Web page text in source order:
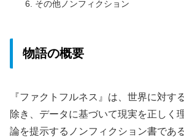
その他ノンフィクション
物語の概要
『ファクトフルネス』は、世界に対す
除き、データに基づいて現実を正しく
論を提示するノンフィクション書であ